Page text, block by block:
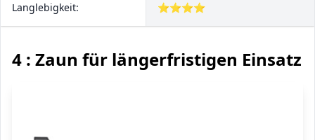
Langlebigkeit: ⭐⭐⭐⭐
4 : Zaun für längerfristigen Einsatz